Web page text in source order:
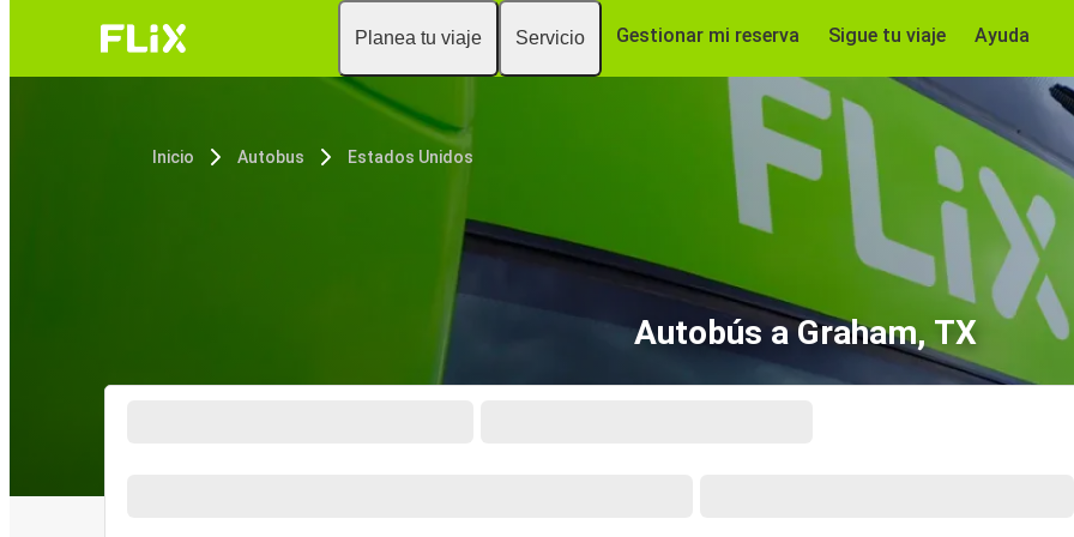
Planea tu viaje Servicio Gestionar mi reserva Sigue tu viaje Ayuda
Inicio Autobus Estados Unidos
Autobús a Graham, TX